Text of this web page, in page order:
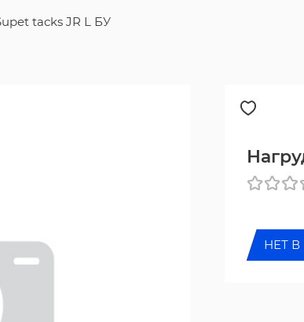
tacks JR L БУ
НЕТ